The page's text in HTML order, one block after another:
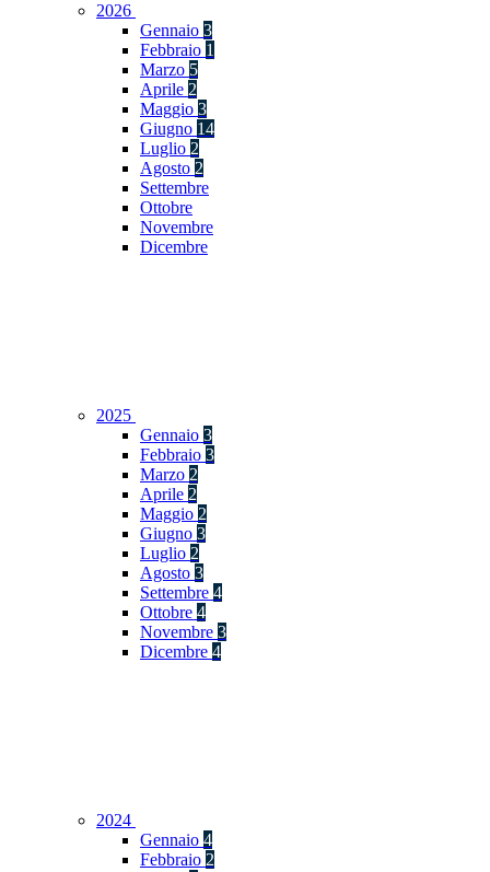
2026
Gennaio 3
Febbraio 1
Marzo 5
Aprile 2
Maggio 3
Giugno 14
Luglio 2
Agosto 2
Settembre
Ottobre
Novembre
Dicembre
2025
Gennaio 3
Febbraio 3
Marzo 2
Aprile 2
Maggio 2
Giugno 3
Luglio 2
Agosto 3
Settembre 4
Ottobre 4
Novembre 3
Dicembre 4
2024
Gennaio 4
Febbraio 2